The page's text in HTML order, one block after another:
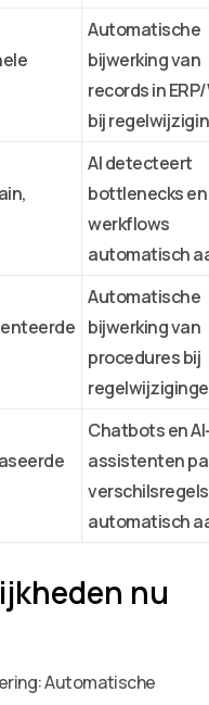
Automatische
bijwerking van
records in
bij
AI detecteert
bottlenecks
werkflows
automatisch
Automatische
bijwerking van
procedures bij
Chatbots en
assistenten
verschilsregels
automatisch
nu
Automatische